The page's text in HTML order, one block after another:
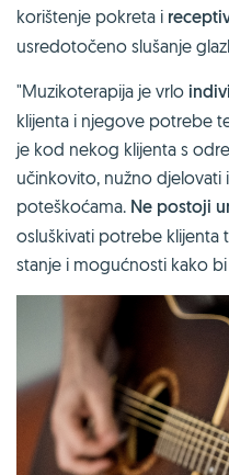
korištenje pokreta i
usredotočeno slušanje
"Muzikoterapija je vrlo
klijenta i njegove potrebe
je kod nekog klijenta s
učinkovito, nužno djelovati
poteškoćama. Ne postoji
osluškivati potrebe
stanje i mogućnosti kako